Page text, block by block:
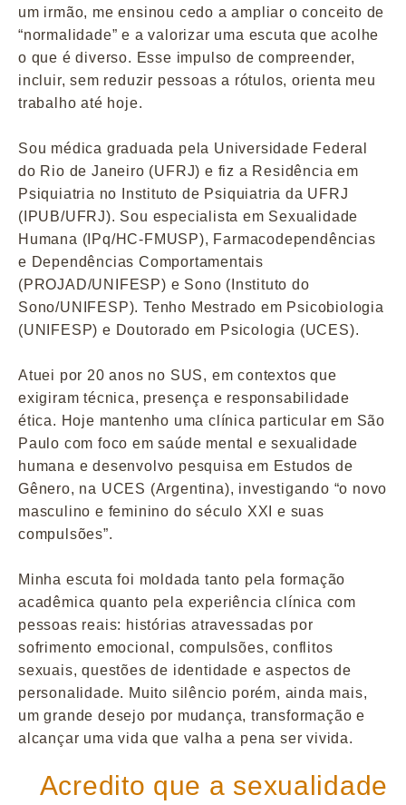
um irmão, me ensinou cedo a ampliar o conceito de
“normalidade” e a valorizar uma escuta que acolhe
o que é diverso. Esse impulso de compreender,
incluir, sem reduzir pessoas a rótulos, orienta meu
trabalho até hoje.
Sou médica graduada pela Universidade Federal
do Rio de Janeiro (UFRJ) e fiz a Residência em
Psiquiatria no Instituto de Psiquiatria da UFRJ
(IPUB/UFRJ). Sou especialista em Sexualidade
Humana (IPq/HC-FMUSP), Farmacodependências
e Dependências Comportamentais
(PROJAD/UNIFESP) e Sono (Instituto do
Sono/UNIFESP). Tenho Mestrado em Psicobiologia
(UNIFESP) e Doutorado em Psicologia (UCES).
Atuei por 20 anos no SUS, em contextos que
exigiram técnica, presença e responsabilidade
ética. Hoje mantenho uma clínica particular em São
Paulo com foco em saúde mental e sexualidade
humana e desenvolvo pesquisa em Estudos de
Gênero, na UCES (Argentina), investigando “o novo
masculino e feminino do século XXI e suas
compulsões”.
Minha escuta foi moldada tanto pela formação
acadêmica quanto pela experiência clínica com
pessoas reais: histórias atravessadas por
sofrimento emocional, compulsões, conflitos
sexuais, questões de identidade e aspectos de
personalidade. Muito silêncio porém, ainda mais,
um grande desejo por mudança, transformação e
alcançar uma vida que valha a pena ser vivida.
Acredito que a sexualidade